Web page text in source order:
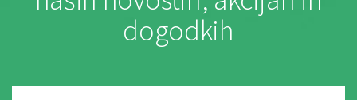
dogodkih